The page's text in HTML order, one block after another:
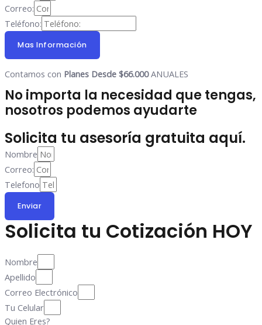
Correo:
Teléfono:
Mas Información
Contamos con Planes Desde $66.000ANUALES
No importa la necesidad que tengas,
nosotros podemos ayudarte
Solicita tu asesoría gratuita aquí.
Nombre
Correo:
Telefono
Enviar
Solicita tu Cotización HOY
Nombre
Apellido
Correo Electrónico
Tu Celular
Quien Eres?